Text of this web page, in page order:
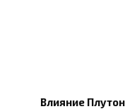
Влияние